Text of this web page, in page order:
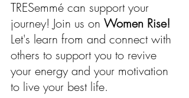
TRESemmé can support your
journey! Join us on Women Rise!
Let's learn from and connect with
others to support you to revive
your energy and your motivation
to live your best life.